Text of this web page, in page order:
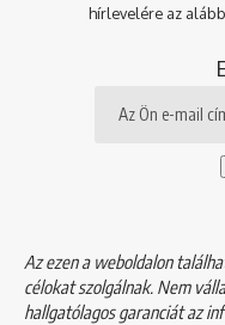
hírlevelére az
Az ezen a weboldalon
célokat szolgálnak. Nem
hallgatólagos garanciát az